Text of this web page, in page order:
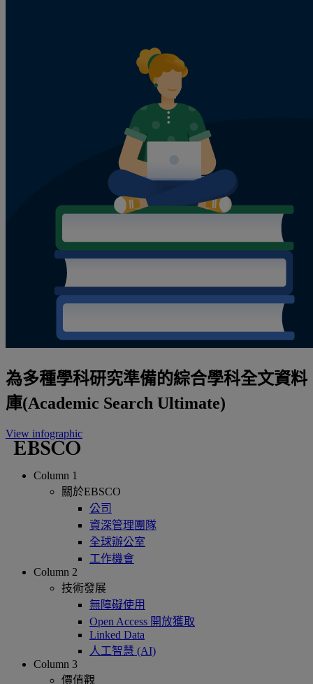
為多種學科研究準備的綜合學科全文資料
庫(Academic Search Ultimate)
View infographic
Column 1
關於EBSCO
公司
資深管理團隊
全球辦公室
工作機會
Column 2
技術發展
無障礙使用
Open Access 開放獲取
Linked Data
人工智慧 (AI)
Column 3
價值觀